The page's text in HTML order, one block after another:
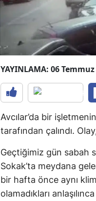
YAYINLAMA: 06 Temmuz
Avcılar’da bir
tarafından çalındı.
Geçtiğimiz gün sabah
Sokak’ta meydana
bir hafta önce aynı
olamadıkları